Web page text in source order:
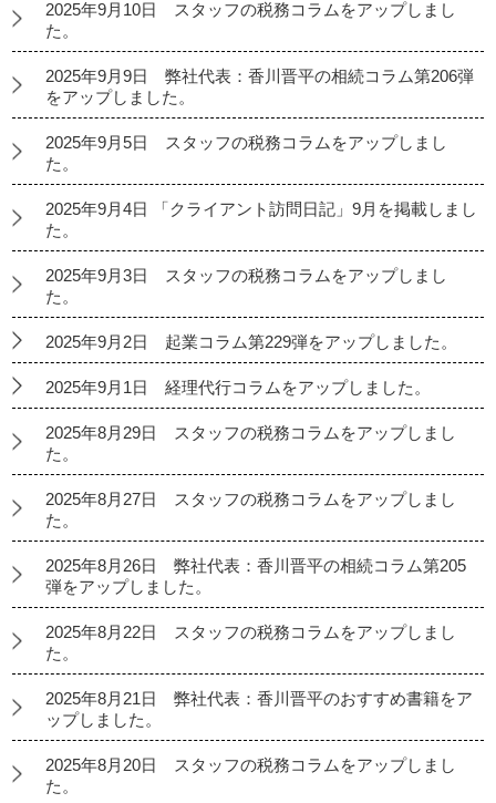
2025年9月10日 スタッフの税務コラムをアップしまし
た。
2025年9月9日 弊社代表：香川晋平の相続コラム第206弾
をアップしました。
2025年9月5日 スタッフの税務コラムをアップしまし
た。
2025年9月4日 「クライアント訪問日記」9月を掲載しまし
た。
2025年9月3日 スタッフの税務コラムをアップしまし
た。
2025年9月2日 起業コラム第229弾をアップしました。
2025年9月1日 経理代行コラムをアップしました。
2025年8月29日 スタッフの税務コラムをアップしまし
た。
2025年8月27日 スタッフの税務コラムをアップしまし
た。
2025年8月26日 弊社代表：香川晋平の相続コラム第205
弾をアップしました。
2025年8月22日 スタッフの税務コラムをアップしまし
た。
2025年8月21日 弊社代表：香川晋平のおすすめ書籍をア
ップしました。
2025年8月20日 スタッフの税務コラムをアップしまし
た。